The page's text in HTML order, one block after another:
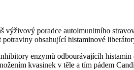
výživový poradce autoimunitního
obsahující histaminové
enzymů odbourávajícíh
kvasinek v těle a tím pádem